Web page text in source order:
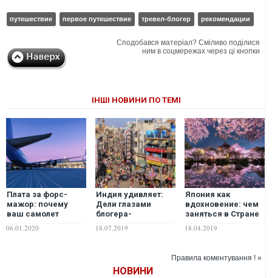
путешествие первое путешествие тревел-блогер рекомендации
Сподобався матеріал? Сміливо поділися
ним в соцмережах через ці кнопки
ІНШІ НОВИНИ ПО ТЕМІ
Плата за форс-
мажор: почему
ваш самолет
может не улететь в
туман и как забрать
06.01.2020
Индия удивляет:
Дели глазами
блогера-
путешественника.
ФОТО
18.07.2019
Япония как
вдохновение: чем
заняться в Стране
восходящего
солнца
18.04.2019
Правила коментування ! »
НОВИНИ